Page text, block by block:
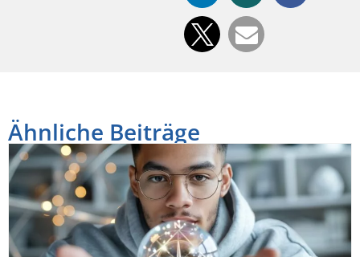
Ähnliche Beiträge